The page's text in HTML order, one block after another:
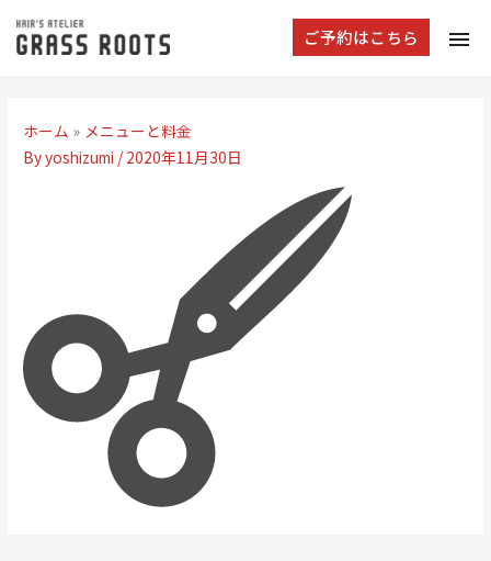
ご予約はこちら
ホーム
メニューと料金
Byyoshizumi / 2020年11月30日